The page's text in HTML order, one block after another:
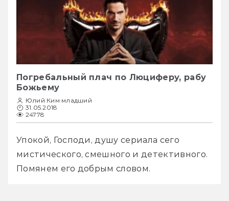
Погребальный плач по Люциферу, рабу
Божьему
Юлий Ким младший
31.05.2018
24778
Упокой, Господи, душу сериала сего
мистического, смешного и детективного.
Помянем его добрым словом.